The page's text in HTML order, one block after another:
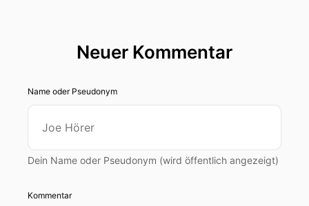
Neuer Kommentar
Name oder Pseudonym
Dein Name oder Pseudonym (wird öffentlich angezeigt)
Kommentar